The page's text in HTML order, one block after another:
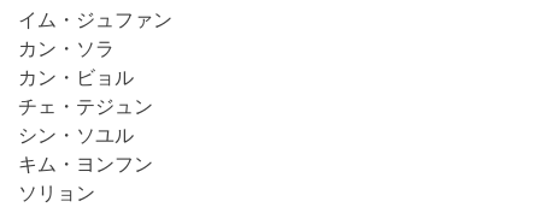
イム・ジュファン
カン・ソラ
カン・ビョル
チェ・テジュン
シン・ソユル
キム・ヨンフン
ソリョン